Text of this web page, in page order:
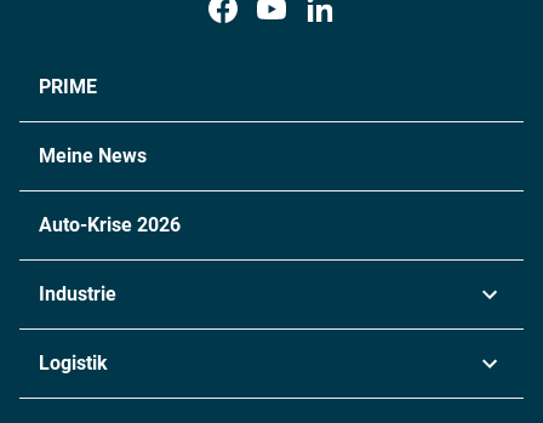
PRIME
Meine News
Auto-Krise 2026
Industrie
Logistik